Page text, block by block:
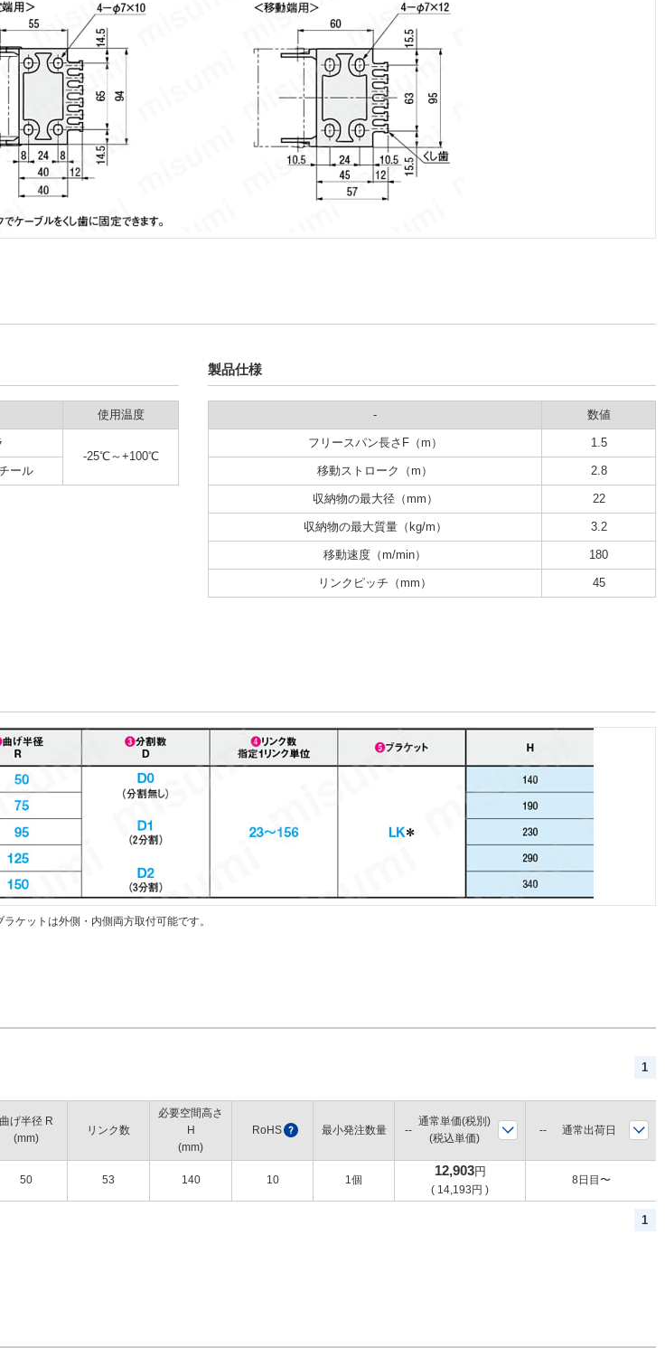
使用温度
-25℃～+100℃
ール
製品仕様
- 数値
フリースパン長さF（m） 1.5
移動ストローク（m） 2.8
収納物の最大径（mm） 22
収納物の最大質量（kg/m） 3.2
移動速度（m/min） 180
リンクピッチ（mm） 45
ケットは外側・内側両方取付可能です。
1
曲げ半径 R
(mm)
リンク数
必要空間高さ
H
(mm)
RoHS ? 最小発注数量
50 53 140 10 1個
通常単価(税別)
(税込単価)
通常出荷日
12,903円
( 14,193 円 )
8日目〜
1